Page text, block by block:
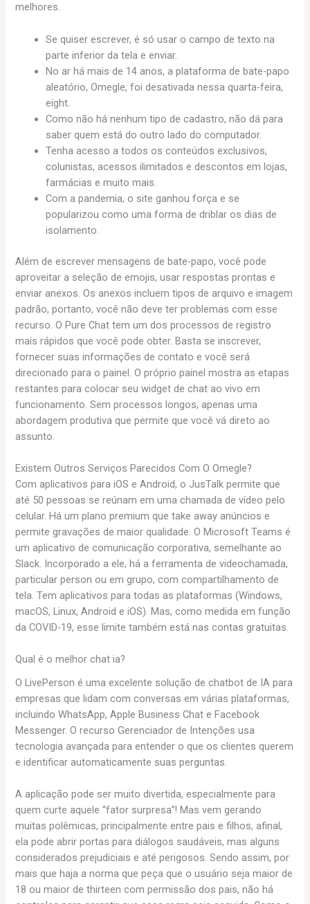
melhores.
Se quiser escrever, é só usar o campo de texto na
parte inferior da tela e enviar.
No ar há mais de 14 anos, a plataforma de bate-papo
aleatório, Omegle, foi desativada nessa quarta-feira,
eight.
Como não há nenhum tipo de cadastro, não dá para
saber quem está do outro lado do computador.
Tenha acesso a todos os conteúdos exclusivos,
colunistas, acessos ilimitados e descontos em lojas,
farmácias e muito mais.
Com a pandemia, o site ganhou força e se
popularizou como uma forma de driblar os dias de
isolamento.
Além de escrever mensagens de bate-papo, você pode
aproveitar a seleção de emojis, usar respostas prontas e
enviar anexos. Os anexos incluem tipos de arquivo e imagem
padrão, portanto, você não deve ter problemas com esse
recurso. O Pure Chat tem um dos processos de registro
mais rápidos que você pode obter. Basta se inscrever,
fornecer suas informações de contato e você será
direcionado para o painel. O próprio painel mostra as etapas
restantes para colocar seu widget de chat ao vivo em
funcionamento. Sem processos longos, apenas uma
abordagem produtiva que permite que você vá direto ao
assunto.
Existem Outros Serviços Parecidos Com O Omegle?
Com aplicativos para iOS e Android, o JusTalk permite que
até 50 pessoas se reúnam em uma chamada de vídeo pelo
celular. Há um plano premium que take away anúncios e
permite gravações de maior qualidade. O Microsoft Teams é
um aplicativo de comunicação corporativa, semelhante ao
Slack. Incorporado a ele, há a ferramenta de videochamada,
particular person ou em grupo, com compartilhamento de
tela. Tem aplicativos para todas as plataformas (Windows,
macOS, Linux, Android e iOS). Mas, como medida em função
da COVID-19, esse limite também está nas contas gratuitas.
Qual é o melhor chat ia?
O LivePerson é uma excelente solução de chatbot de IA para
empresas que lidam com conversas em várias plataformas,
incluindo WhatsApp, Apple Business Chat e Facebook
Messenger. O recurso Gerenciador de Intenções usa
tecnologia avançada para entender o que os clientes querem
e identificar automaticamente suas perguntas.
A aplicação pode ser muito divertida, especialmente para
quem curte aquele “fator surpresa”! Mas vem gerando
muitas polêmicas, principalmente entre pais e filhos, afinal,
ela pode abrir portas para diálogos saudáveis, mas alguns
considerados prejudiciais e até perigosos. Sendo assim, por
mais que haja a norma que peça que o usuário seja maior de
18 ou maior de thirteen com permissão dos pais, não há